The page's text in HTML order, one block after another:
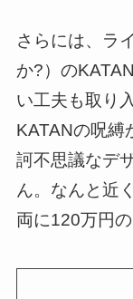
さらには、ラ
か?）の
い工夫も取り
KATANの呪縛
訶不思議なデ
ん。なんと近
両に120万円